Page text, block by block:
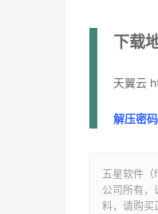
下载
天翼云
解压密码
五星软件
公司所有，
料，请购买